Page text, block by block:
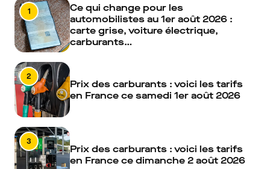
1
Ce qui change pour les
automobilistes au 1er août 2026 :
carte grise, voiture électrique,
carburants…
2
Prix des carburants : voici les tarifs
en France ce samedi 1er août 2026
3
Prix des carburants : voici les tarifs
en France ce dimanche 2 août 2026